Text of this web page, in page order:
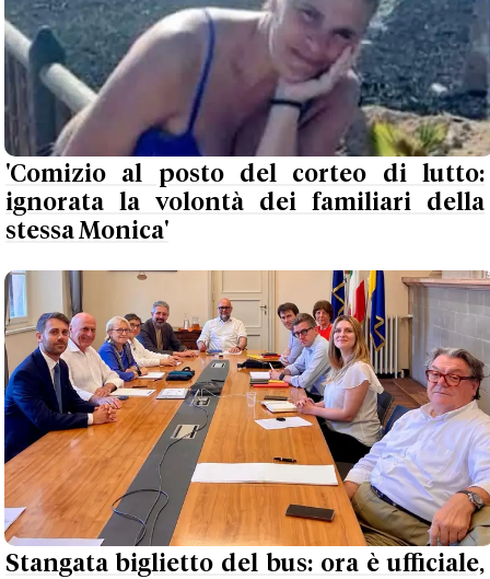
'Comizio al posto del corteo di lutto:
ignorata la volontà dei familiari della
stessa Monica'
Stangata biglietto del bus: ora è ufficiale,